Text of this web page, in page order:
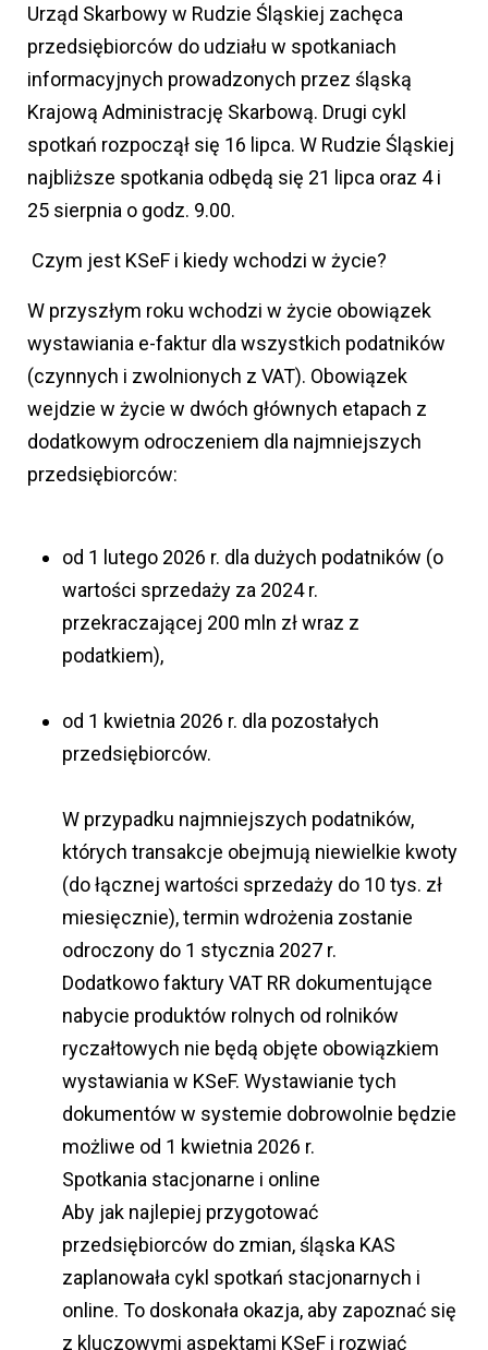
Urząd Skarbowy w Rudzie Śląskiej zachęca
przedsiębiorców do udziału w spotkaniach
informacyjnych prowadzonych przez śląską
Krajową Administrację Skarbową. Drugi cykl
spotkań rozpoczął się 16 lipca. W Rudzie Śląskiej
najbliższe spotkania odbędą się 21 lipca oraz 4 i
25 sierpnia o godz. 9.00.
Czym jest KSeF i kiedy wchodzi w życie?
W przyszłym roku wchodzi w życie obowiązek
wystawiania e-faktur dla wszystkich podatników
(czynnych i zwolnionych z VAT). Obowiązek
wejdzie w życie w dwóch głównych etapach z
dodatkowym odroczeniem dla najmniejszych
przedsiębiorców:
od 1 lutego 2026 r. dla dużych podatników (o
wartości sprzedaży za 2024 r.
przekraczającej 200 mln zł wraz z
podatkiem),
od 1 kwietnia 2026 r. dla pozostałych
przedsiębiorców.
W przypadku najmniejszych podatników,
których transakcje obejmują niewielkie kwoty
(do łącznej wartości sprzedaży do 10 tys. zł
miesięcznie), termin wdrożenia zostanie
odroczony do 1 stycznia 2027 r.
Dodatkowo faktury VAT RR dokumentujące
nabycie produktów rolnych od rolników
ryczałtowych nie będą objęte obowiązkiem
wystawiania w KSeF. Wystawianie tych
dokumentów w systemie dobrowolnie będzie
możliwe od 1 kwietnia 2026 r.
Spotkania stacjonarne i online
Aby jak najlepiej przygotować
przedsiębiorców do zmian, śląska KAS
zaplanowała cykl spotkań stacjonarnych i
online. To doskonała okazja, aby zapoznać się
z kluczowymi aspektami KSeF i rozwiać